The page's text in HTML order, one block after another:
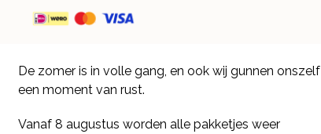
De zomer is in volle gang, en ook wij gunnen onszelf
een moment van rust.
Vanaf 8 augustus worden alle pakketjes weer